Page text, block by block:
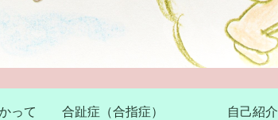
って 合趾症（合指症） 自己紹介